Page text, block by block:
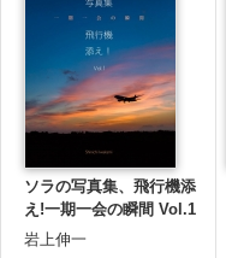
ソラの写真集、飛行機添
え!一期一会の瞬間 Vol.1
岩上伸一